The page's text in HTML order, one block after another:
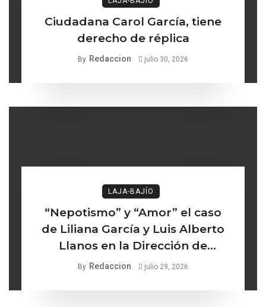
Ciudadana Carol García, tiene
derecho de réplica
By Redaccion julio 30, 2026
LAJA-BAJÍO
“Nepotismo” y “Amor” el caso
de Liliana García y Luis Alberto
Llanos en la Dirección de
Turismo de Comonfort la línea
By Redaccion julio 29, 2026